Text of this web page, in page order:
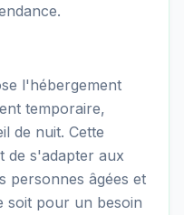
l'hébergement
temporaire,
de nuit. Cette
de s'adapter aux
personnes âgées et
soit pour un besoin